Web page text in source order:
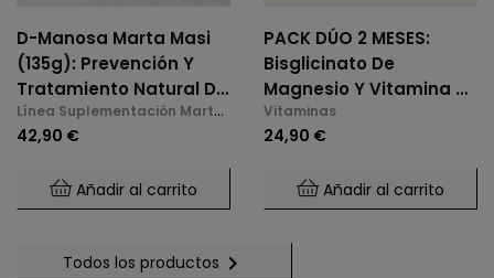
D-Manosa Marta Masi
(135g): Prevención Y
Tratamiento Natural De
La Cistitis E Infecciones
De Orina
Línea Suplementación Marta
Masi
42,90 €
Añadir al carrito
PACK DÚO 2 MESES:
Bisglicinato De
Magnesio Y Vitamina B6
(2 X 60 Cáps.)
Vitaminas
24,90 €
Añadir al carrito
Todos los productos 